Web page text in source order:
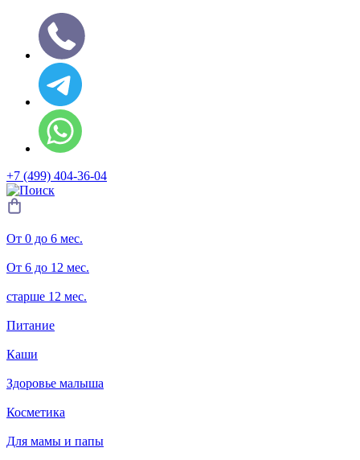
+7 (499) 404-36-04
От 0 до 6 мес.
От 6 до 12 мес.
старше 12 мес.
Питание
Каши
Здоровье малыша
Косметика
Для мамы и папы